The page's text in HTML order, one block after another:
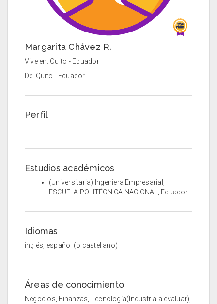
Margarita Chávez R.
Vive en: Quito - Ecuador
De: Quito - Ecuador
Perfil
Estudios académicos
(Universitaria) Ingeniera Empresarial,
ESCUELA POLITÉCNICA NACIONAL, Ecuador
Idiomas
inglés, español (o castellano)
Áreas de conocimiento
Negocios, Finanzas, Tecnología(Industria a evaluar),